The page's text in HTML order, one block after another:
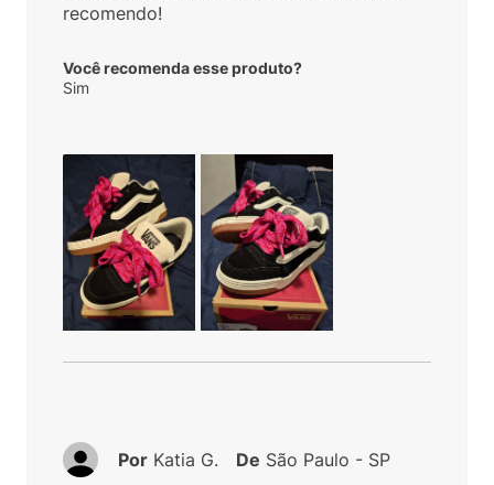
recomendo!
Você recomenda esse produto?
Sim
Por Katia G. De São Paulo - SP